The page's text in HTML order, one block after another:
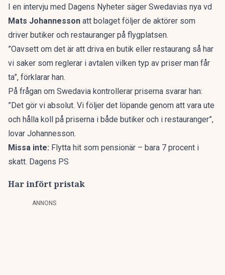
I en intervju med Dagens Nyheter säger Swedavias nya vd
Mats Johannesson att bolaget följer de aktörer som
driver butiker och restauranger på flygplatsen.
”Oavsett om det är att driva en butik eller restaurang så har
vi saker som reglerar i avtalen vilken typ av priser man får
ta”, förklarar han.
På frågan om Swedavia kontrollerar priserna svarar han:
”Det gör vi absolut. Vi följer det löpande genom att vara ute
och hålla koll på priserna i både butiker och i restauranger”,
lovar Johannesson.
Missa inte: Flytta hit som pensionär – bara 7 procent i
skatt. Dagens PS
Har infört pristak
ANNONS